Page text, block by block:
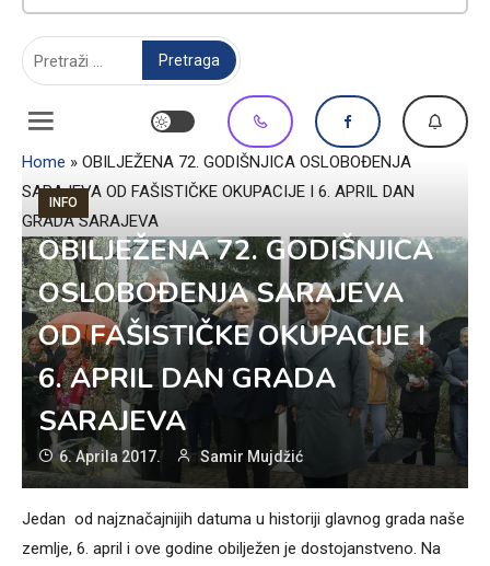
Home » OBILJEŽENA 72. GODIŠNJICA OSLOBOĐENJA
SARAJEVA OD FAŠISTIČKE OKUPACIJE I 6. APRIL DAN
GRADA SARAJEVA
INFO
OBILJEŽENA 72. GODIŠNJICA
OSLOBOĐENJA SARAJEVA
OD FAŠISTIČKE OKUPACIJE I
6. APRIL DAN GRADA
SARAJEVA
6. Aprila 2017. Samir Mujdžić
Jedan od najznačajnijih datuma u historiji glavnog grada naše
zemlje, 6. april i ove godine obilježen je dostojanstveno. Na